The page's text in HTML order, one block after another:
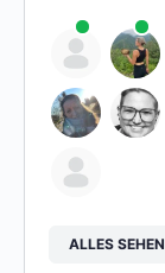
ALLES SEHEN